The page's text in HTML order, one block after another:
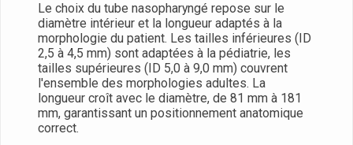
Le choix du tube nasopharyngé repose sur le
diamètre intérieur et la longueur adaptés à la
morphologie du patient. Les tailles inférieures (ID
2,5 à 4,5 mm) sont adaptées à la pédiatrie, les
tailles supérieures (ID 5,0 à 9,0 mm) couvrent
l'ensemble des morphologies adultes. La
longueur croît avec le diamètre, de 81 mm à 181
mm, garantissant un positionnement anatomique
correct.